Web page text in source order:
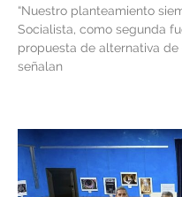
“Nuestro planteamiento
Socialista, como segunda
propuesta de alternativa de
señalan